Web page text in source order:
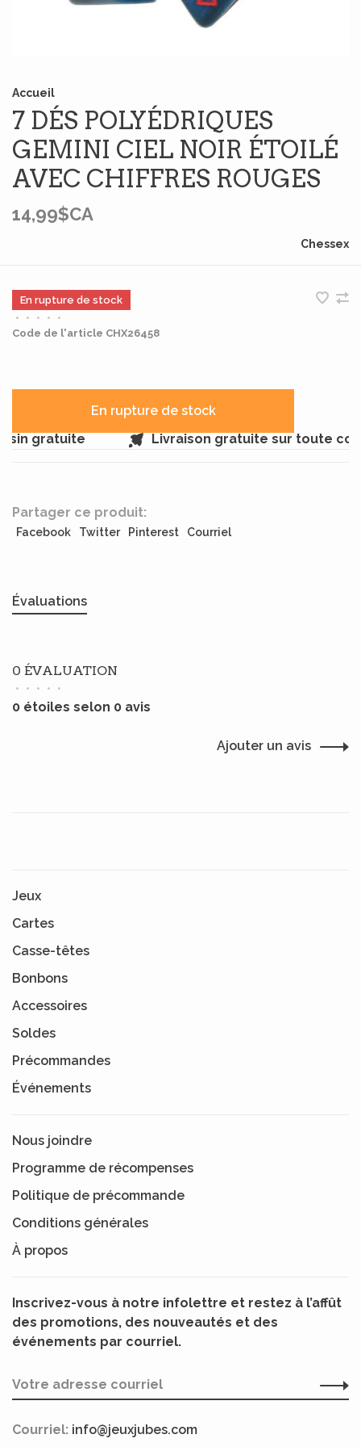
Accueil
7 DÉS POLYÉDRIQUES
GEMINI CIEL NOIR ÉTOILÉ
AVEC CHIFFRES ROUGES
14,99$CA
Chessex
En rupture de stock
•
• • •
•
Code de l'article CHX26458
En rupture de stock
gratuite
Livraison gratuite sur toute
Partager ce produit:
Facebook Twitter Pinterest Courriel
Évaluations
0 ÉVALUATION
• • • • •
0 étoiles selon 0 avis
Ajouter un avis
Jeux
Cartes
Casse-têtes
Bonbons
Accessoires
Soldes
Précommandes
Événements
Nous joindre
Programme de récompenses
Politique de précommande
Conditions générales
À propos
Inscrivez-vous à notre infolettre et restez à l’affût
des promotions, des nouveautés et des
événements par courriel.
Courriel: info@jeuxjubes.com